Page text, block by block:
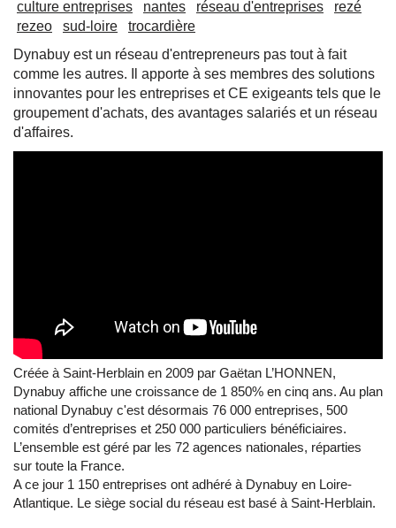
culture entreprises nantes réseau d'entreprises
rezé
rezeo
sud-loire
trocardière
Dynabuy est un réseau d'entrepreneurs pas tout à fait
comme les autres. Il apporte à ses membres des solutions
innovantes pour les entreprises et CE exigeants tels que le
groupement d'achats, des avantages salariés et un réseau
d'affaires.
Créée à Saint-Herblain en 2009 par Gaëtan L’HONNEN,
Dynabuy affiche une croissance de 1 850% en cinq ans. Au plan
national Dynabuy c'est désormais 76 000 entreprises, 500
comités d’entreprises et 250 000 particuliers bénéficiaires.
L’ensemble est géré par les 72 agences nationales, réparties
sur toute la France.
A ce jour 1 150 entreprises ont adhéré à Dynabuy en Loire-
Atlantique. Le siège social du réseau est basé à Saint-Herblain.